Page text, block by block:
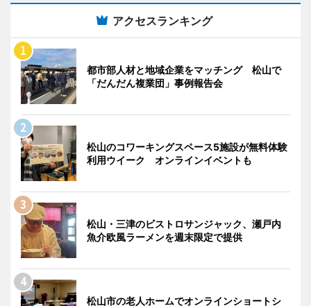
アクセスランキング
都市部人材と地域企業をマッチング 松山で
「だんだん複業団」事例報告会
松山のコワーキングスペース5施設が無料体験
利用ウイーク オンラインイベントも
松山・三津のビストロサンジャック、瀬戸内
魚介欧風ラーメンを週末限定で提供
松山市の老人ホームでオンラインショートシ